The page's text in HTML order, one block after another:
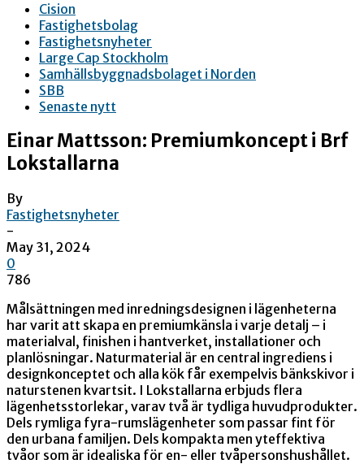
Cision
Fastighetsbolag
Fastighetsnyheter
Large Cap Stockholm
Samhällsbyggnadsbolaget i Norden
SBB
Senaste nytt
Einar Mattsson: Premiumkoncept i Brf
Lokstallarna
By
Fastighetsnyheter
-
May 31, 2024
0
786
Målsättningen med inredningsdesignen i lägenheterna
har varit att skapa en premiumkänsla i varje detalj – i
materialval, finishen i hantverket, installationer och
planlösningar. Naturmaterial är en central ingrediens i
designkonceptet och alla kök får exempelvis bänkskivor i
naturstenen kvartsit. I Lokstallarna erbjuds flera
lägenhetsstorlekar, varav två är tydliga huvudprodukter.
Dels rymliga fyra-rumslägenheter som passar fint för
den urbana familjen. Dels kompakta men yteffektiva
tvåor som är idealiska för en- eller tvåpersonshushållet.